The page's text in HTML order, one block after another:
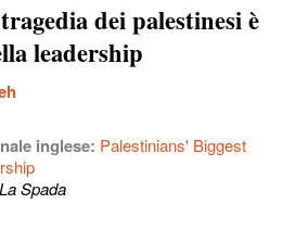
dei palestinesi è
leadership
inglese: Palestinians' Biggest
Spada